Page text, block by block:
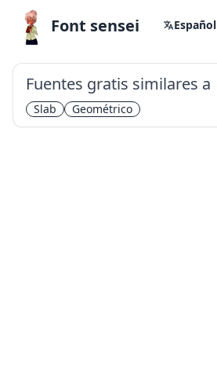
Font sensei Español
Fuentes gratis similares a
Slab Geométrico